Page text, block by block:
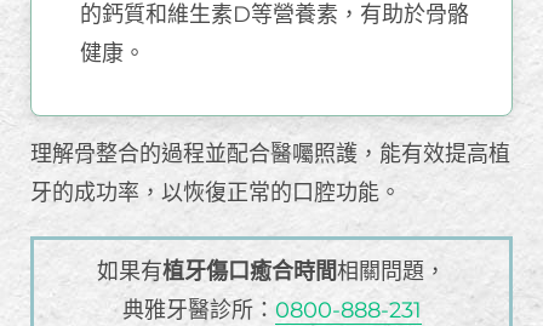
的鈣質和維生素D等營養素，有助於骨骼
健康。
理解骨整合的過程並配合醫囑照護，能有效提高植
牙的成功率，以恢復正常的口腔功能。
如果有植牙傷口癒合時間相關問題，
典雅牙醫診所： 0800-888-231